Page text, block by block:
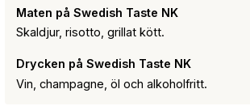
Maten på Swedish Taste NK
Skaldjur, risotto, grillat kött.
Drycken på Swedish Taste NK
Vin, champagne, öl och alkoholfritt.